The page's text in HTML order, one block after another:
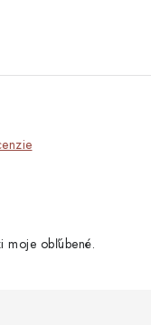
moje obľúbené.